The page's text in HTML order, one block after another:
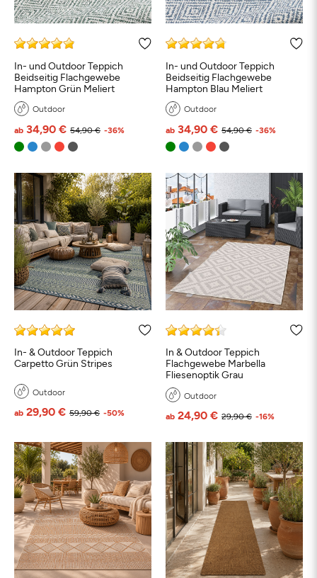
In- und Outdoor Teppich
Beidseitig Flachgewebe
Hampton Grün Meliert
Outdoor
54,90 €
ab 34,90 € -36%
In- und Outdoor Teppich
Beidseitig Flachgewebe
Hampton Blau Meliert
Outdoor
54,90 €
ab 34,90 € -36%
In- & Outdoor Teppich
Carpetto Grün Stripes
Outdoor
59,90 €
ab 29,90 € -50%
In & Outdoor Teppich
Flachgewebe Marbella
Fliesenoptik Grau
Outdoor
29,90 €
ab 24,90 € -16%